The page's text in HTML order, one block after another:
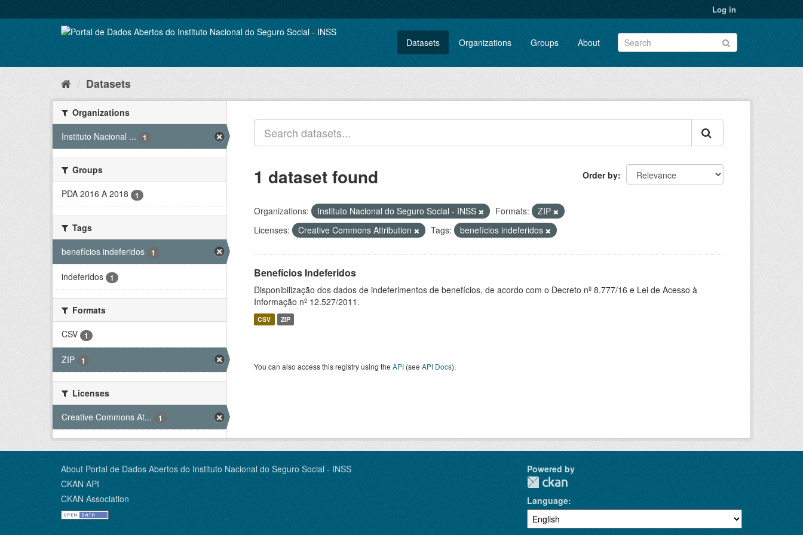
to
Log in
Datasets Organizations Groups About
Datasets
Organizations
Instituto Nacional ...
1
Groups
PDA 2016 A 2018
1
Tags
benefícios indeferidos
1
indeferidos 1
Formats
CSV
1
ZIP 1
Licenses
Creative Commons At...
1
Order by
1 dataset found
Organizations: Instituto Nacional do Seguro Social - INSS Formats:
ZIP
Licenses:
Creative Commons Attribution Tags: benefícios indeferidos
Benefícios Indeferidos
Disponibilização dos dados de indeferimentos de benefícios, de acordo com o Decreto nº 8.777/16 e Lei de Acesso à
Informação nº 12.527/2011.
CSV ZIP
You can also access this registry using the API (see API Docs).
About Portal de Dados Abertos do Instituto Nacional do Seguro Social - INSS
CKAN API
CKAN Association
Powered by
Language